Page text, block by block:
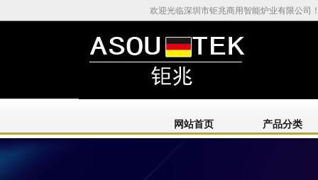
欢迎光临深圳市钜兆商用智能炉业有限公司
网站首页 产品分类